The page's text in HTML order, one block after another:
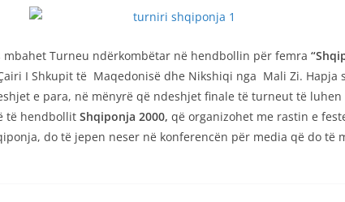
Turneu ndërkombëtar në hendbollin për femra
I Shkupit të Maqedonisë dhe Nikshiqi nga Mali Zi. Hapja
e para, në mënyrë që ndeshjet finale të turneut të
të hendbollit Shqiponja 2000, që organizohet me rastin e
do të jepen neser në konferencën për media që do të